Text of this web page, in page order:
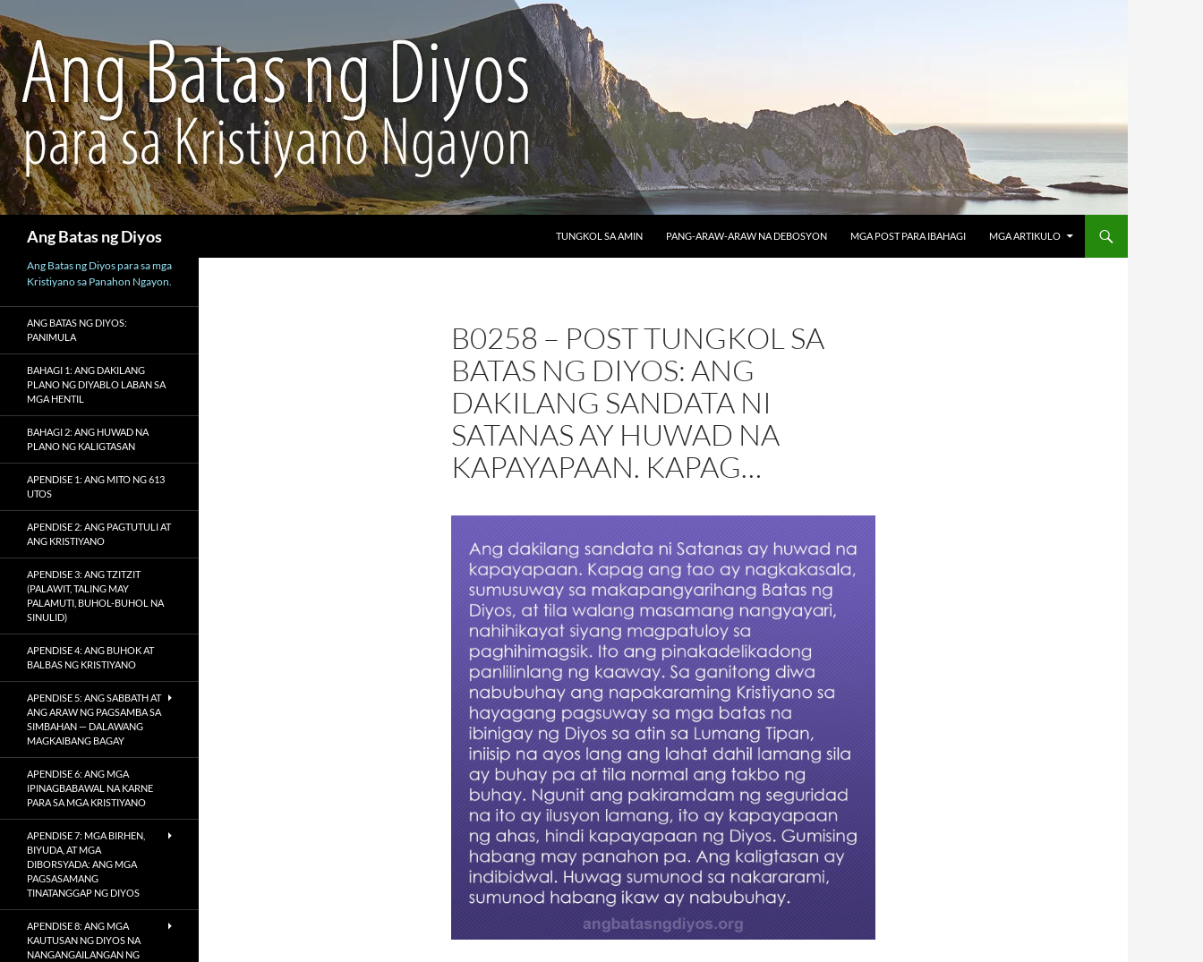
Ang Batas ng Diyos
TUNGKOL SA AMIN
PANG-ARAW-ARAW NA DEBOSYON MGA POST PARA IBAHAGI MGA ARTIKULO
B0258 – POST TUNGKOL SA
BATAS NG DIYOS: ANG
DAKILANG SANDATA NI
SATANAS AY HUWAD NA
KAPAYAPAAN. KAPAG…
Ang Batas ng Diyos para sa mga
Kristiyano sa Panahon Ngayon.
ANG BATAS NG DIYOS:
PANIMULA
BAHAGI 1: ANG DAKILANG
PLANO NG DIYABLO LABAN SA
MGA HENTIL
BAHAGI 2: ANG HUWAD NA
PLANO NG KALIGTASAN
APENDISE 1: ANG MITO NG 613
UTOS
APENDISE 2: ANG PAGTUTULI AT
ANG KRISTIYANO
APENDISE 3: ANG TZITZIT
(PALAWIT, TALING MAY
PALAMUTI, BUHOL-BUHOL NA
SINULID)
APENDISE 4: ANG BUHOK AT
BALBAS NG KRISTIYANO
APENDISE 5: ANG SABBATH AT
ANG ARAW NG PAGSAMBA SA
SIMBAHAN — DALAWANG
MAGKAIBANG BAGAY
APENDISE 6: ANG MGA
IPINAGBABAWAL NA KARNE
PARA SA MGA KRISTIYANO
APENDISE 7: MGA BIRHEN,
BIYUDA, AT MGA
DIBORSYADA: ANG MGA
PAGSASAMANG
TINATANGGAP NG DIYOS
APENDISE 8: ANG MGA
KAUTUSAN NG DIYOS NA
NANGANGAILANGAN NG